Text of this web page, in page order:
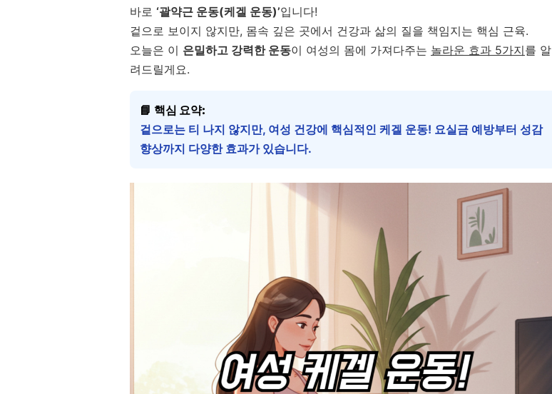
바로 ‘괄약근 운동(케겔 운동)’입니다!
겉으로 보이지 않지만, 몸속 깊은 곳에서 건강과 삶의 질을 책임지는 핵심 근육.
오늘은 이 은밀하고 강력한 운동이 여성의 몸에 가져다주는 놀라운 효과 5가지를 알
려드릴게요.
📘 핵심 요약:
겉으로는 티 나지 않지만, 여성 건강에 핵심적인 케겔 운동! 요실금 예방부터 성감
향상까지 다양한 효과가 있습니다.